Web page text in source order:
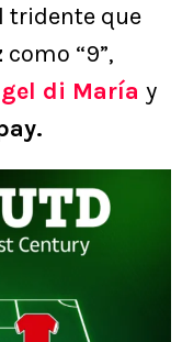
tridente que
como “9”,
di María y